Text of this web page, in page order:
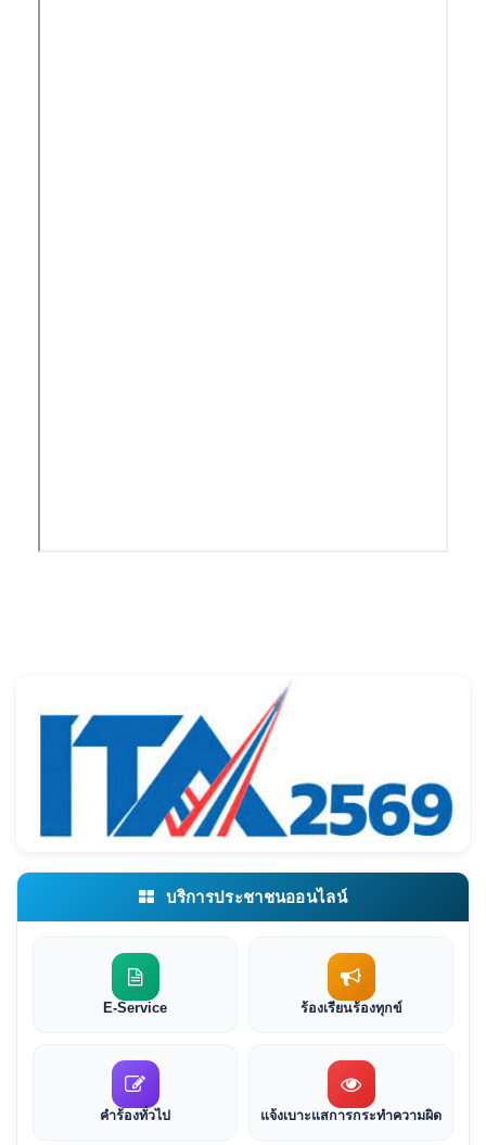
บริการประชาชนออนไลน์
E-Service ร้องเรียนร้องทุกข์
คำร้องทั่วไป แจ้งเบาะแสการกระทำความผิด